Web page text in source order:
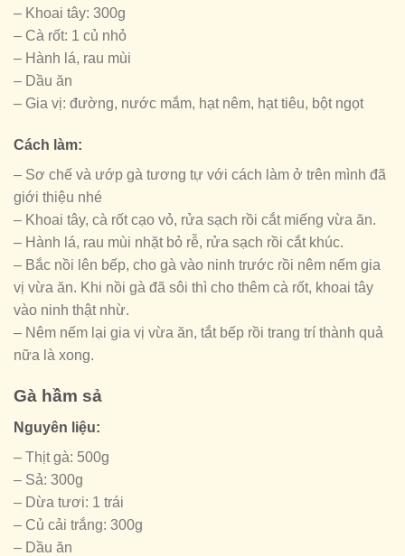
– Khoai tây: 300g
– Cà rốt: 1 củ nhỏ
– Hành lá, rau mùi
– Dầu ăn
– Gia vị: đường, nước mắm, hạt nêm, hạt tiêu, bột ngọt
Cách làm:
– Sơ chế và ướp gà tương tự với cách làm ở trên mình đã
giới thiệu nhé
– Khoai tây, cà rốt cạo vỏ, rửa sạch rồi cắt miếng vừa ăn.
– Hành lá, rau mùi nhặt bỏ rễ, rửa sạch rồi cắt khúc.
– Bắc nồi lên bếp, cho gà vào ninh trước rồi nêm nếm gia
vị vừa ăn. Khi nồi gà đã sôi thì cho thêm cà rốt, khoai tây
vào ninh thật nhừ.
– Nêm nếm lại gia vị vừa ăn, tắt bếp rồi trang trí thành quả
nữa là xong.
Gà hầm sả
Nguyên liệu:
– Thịt gà: 500g
– Sả: 300g
– Dừa tươi: 1 trái
– Củ cải trắng: 300g
– Dầu ăn